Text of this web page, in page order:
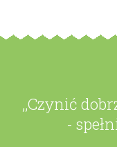
,,Czynić
-